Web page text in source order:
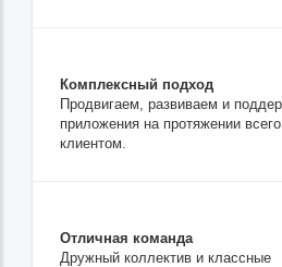
Комплексный подход
Продвигаем, развиваем и
приложения на протяжении
клиентом.
Отличная команда
Дружный коллектив и классные